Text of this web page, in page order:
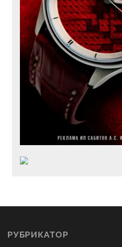
РУБРИКАТОР